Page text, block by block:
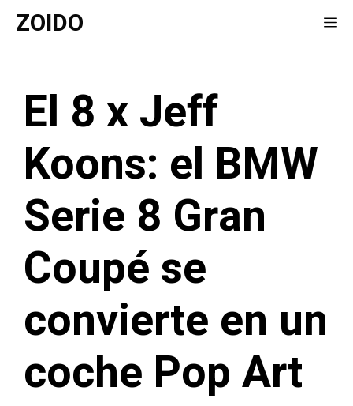
Saltar
ZOIDO
El 8 x Jeff
Koons: el BMW
Serie 8 Gran
Coupé se
convierte en un
coche Pop Art